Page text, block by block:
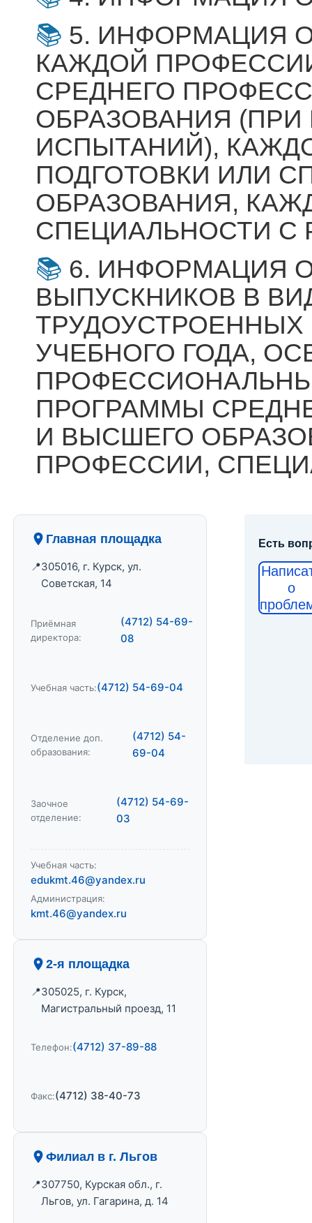
5. ИНФОРМАЦИЯ
КАЖДОЙ
СРЕДНЕГО
ОБРАЗОВАНИЯ
ИСПЫТАНИЙ),
ПОДГОТОВКИ ИЛИ
ОБРАЗОВАНИЯ,
СПЕЦИАЛЬНОСТИ С
6. ИНФОРМАЦИЯ
ВЫПУСКНИКОВ В
УЧЕБНОГО ГОДА,
ПРОГРАММЫ
И ВЫСШЕГО
ПРОФЕССИИ,
Главная площадка
305016, г. Курск, ул.
Советская, 14
Приёмная
директора:
(4712) 54-69-
08
Учебная часть:(4712) 54-69-04
Отделение доп.
образования:
(4712) 54-
69-04
Заочное
отделение:
(4712) 54-69-
03
Учебная часть:
edukmt.46@yandex.ru
Администрация:
kmt.46@yandex.ru
2-я площадка
305025, г. Курск,
Магистральный проезд, 11
Телефон:(4712) 37-89-88
Факс:(4712) 38-40-73
Филиал в г. Льгов
307750, Курская обл., г.
Льгов, ул. Гагарина, д. 14
Есть
о